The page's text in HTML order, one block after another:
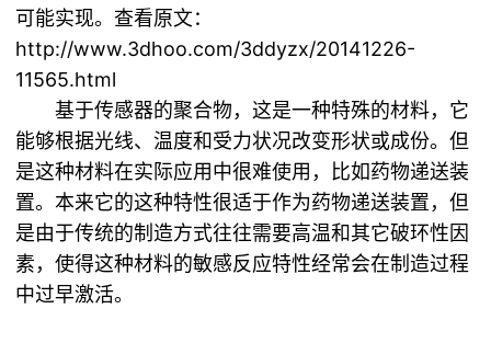
可能实现。查看原文：
http://www.3dhoo.com/3ddyzx/20141226-
11565.html
基于传感器的聚合物，这是一种特殊的材料，它
能够根据光线、温度和受力状况改变形状或成份。但
是这种材料在实际应用中很难使用，比如药物递送装
置。本来它的这种特性很适于作为药物递送装置，但
是由于传统的制造方式往往需要高温和其它破环性因
素，使得这种材料的敏感反应特性经常会在制造过程
中过早激活。